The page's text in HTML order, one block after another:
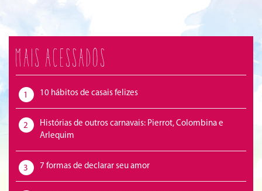
Mais acessados
1 10 hábitos de casais felizes
2
Histórias de outros carnavais: Pierrot, Colombina e
Arlequim
3 7 formas de declarar seu amor